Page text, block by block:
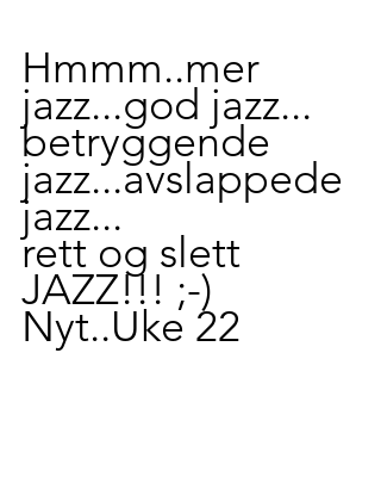
Hmmm..mer
jazz...god jazz...
betryggende
jazz...avslappede
jazz...
rett og slett
JAZZ!!! ;-)
Nyt..Uke 22